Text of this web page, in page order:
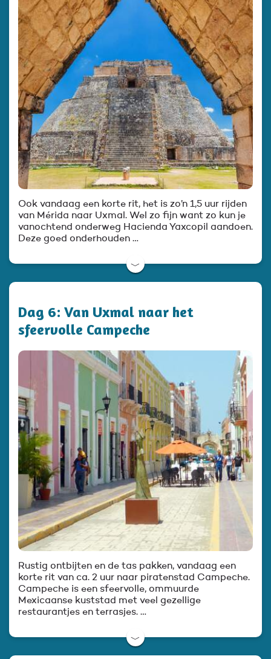
Ook vandaag een korte rit, het is zo’n 1,5 uur rijden
van Mérida naar Uxmal. Wel zo fijn want zo kun je
vanochtend onderweg Hacienda Yaxcopil aandoen.
Deze goed onderhouden …
﹀
Dag 6: Van Uxmal naar het
sfeervolle Campeche
Rustig ontbijten en de tas pakken, vandaag een
korte rit van ca. 2 uur naar piratenstad Campeche.
Campeche is een sfeervolle, ommuurde
Mexicaanse kuststad met veel gezellige
restaurantjes en terrasjes. …
﹀